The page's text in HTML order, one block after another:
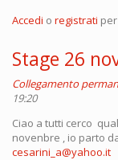
Accedi o registrati
Stage 26
Collegamento
19:20
Ciao a tutti cerco
novenbre , io parto
cesarini_a@yahoo.it